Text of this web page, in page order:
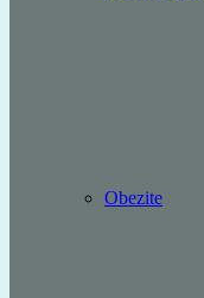
Obezite